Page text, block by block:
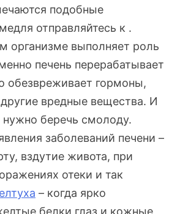
подобные
отправляйтесь к .
организме выполняет роль
печень перерабатывает
обезвреживает гормоны,
вредные вещества. И
нужно беречь смолоду.
заболеваний печени –
вздутие живота, при
отеки и так
– когда ярко